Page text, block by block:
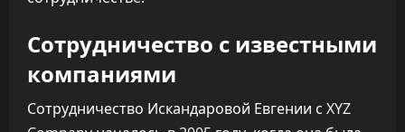
Сотрудничество с известными
компаниями
Сотрудничество Искандаровой Евгении с XYZ